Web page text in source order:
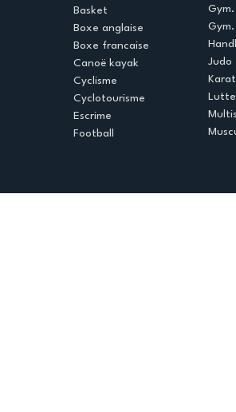
Basket
Boxe anglaise
Boxe francaise
Canoë kayak
Cyclisme
Cyclotourisme
Escrime
Football
Judo
Lutte